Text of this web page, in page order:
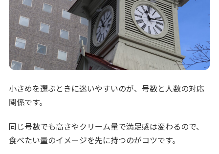
小さめを選ぶときに迷いやすいのが、号数と人数の対応
関係です。
同じ号数でも高さやクリーム量で満足感は変わるので、
食べたい量のイメージを先に持つのがコツです。